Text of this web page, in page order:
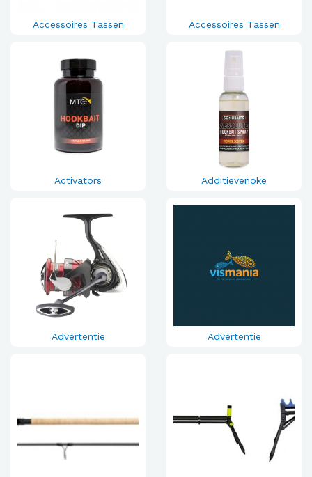
Accessoires Tassen Accessoires Tassen
Activators Additievenoke
Advertentie Advertentie